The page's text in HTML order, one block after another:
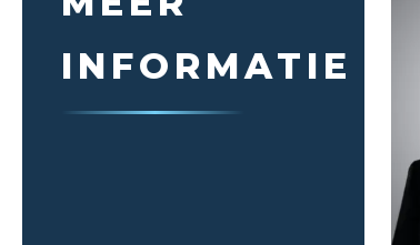
INFORMATIE